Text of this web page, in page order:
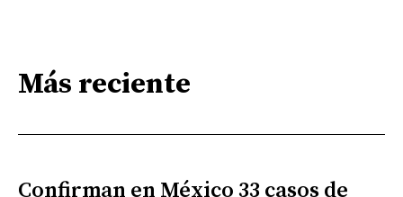
Más reciente
Confirman en México 33 casos de